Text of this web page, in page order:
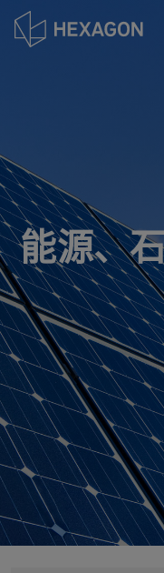
Skip
能源、